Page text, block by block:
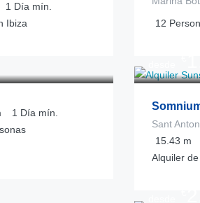
1 Día mín.
Ibiza
12
1 Día mín.
Sant
15.43 m
Alquiler